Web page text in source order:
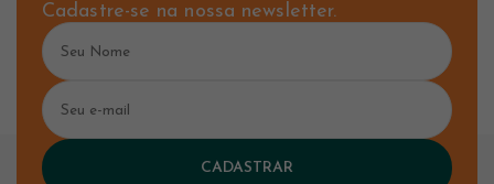
Cadastre-se na nossa newsletter.
CADASTRAR